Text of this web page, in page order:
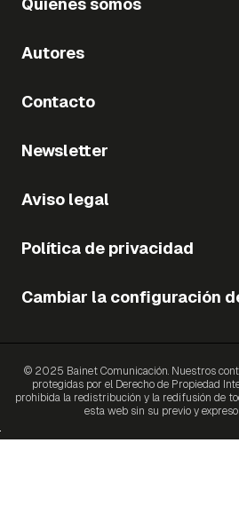
Autores
Contacto
Newsletter
Aviso legal
Política de privacidad
Cambiar la configuración
© 2025 Bainet Comunicación. Nuestros
protegidas por el Derecho de Propiedad
prohibida la redistribución y la redifusión de
esta web sin su previo y